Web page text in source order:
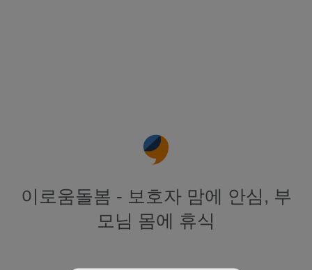
이로움돌봄 - 보호자 맘에 안심, 부
모님 몸에 휴식